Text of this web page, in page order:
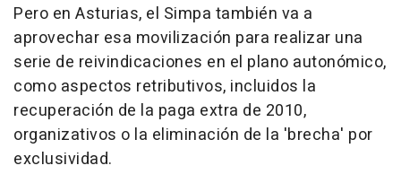
Pero en Asturias, el Simpa también va a
aprovechar esa movilización para realizar una
serie de reivindicaciones en el plano autonómico,
como aspectos retributivos, incluidos la
recuperación de la paga extra de 2010,
organizativos o la eliminación de la 'brecha' por
exclusividad.